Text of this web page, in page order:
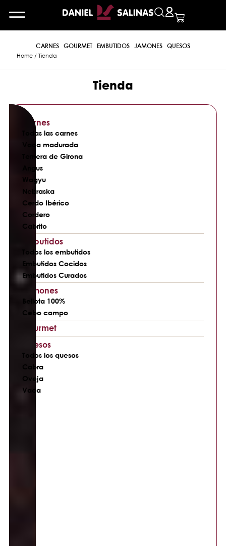
CARNES GOURMET EMBUTIDOS JAMONES QUESOS
Home/ Tienda
Tienda
Carnes
Todas las carnes
Vaca madurada
Ternera de Girona
Angus
Wagyu
Nebraska
Cerdo Ibérico
Cordero
Cabrito
Embutidos
Todos los embutidos
Embutidos Cocidos
Embutidos Curados
Jamones
Bellota 100%
Cebo campo
Gourmet
Quesos
Todos los quesos
Cabra
Oveja
Vaca